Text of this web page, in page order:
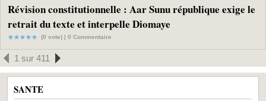
Révision constitutionnelle : Aar Sunu république exige le
retrait du texte et interpelle Diomaye
(0 vote) | 0 Commentaire
1 sur 411
SANTE